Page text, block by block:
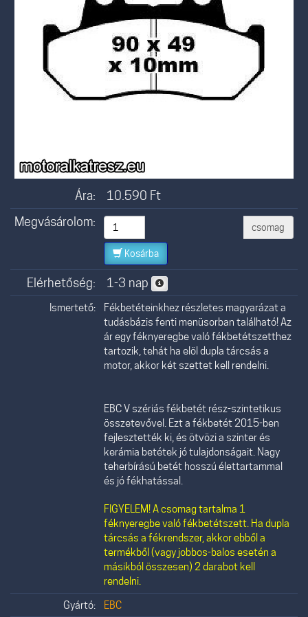
Ára: 10.590 Ft
Megvásárolom:
csomag
Kosárba
Elérhetőség: 1-3 nap
Ismertető:
Fékbetéteinkhez részletes magyarázat a
tudásbázis fenti menüsorban található! Az
ár egy féknyeregbe való fékbetétszetthez
tartozik, tehát ha elöl dupla tárcsás a
motor, akkor két szettet kell rendelni.
EBC V szériás fékbetét rész-szintetikus
összetevővel. Ezt a fékbetét 2015-ben
fejlesztették ki, és ötvözi a szinter és
kerámia betétek jó tulajdonságait. Nagy
teherbírású betét hosszú élettartammal
és jó fékhatással.
FIGYELEM! A csomag tartalma 1
féknyeregbe való fékbetétszett. Ha dupla
tárcsás a fékrendszer, akkor ebből a
termékből (vagy jobbos-balos esetén a
másikból összesen) 2 darabot kell
rendelni.
Gyártó:
EBC